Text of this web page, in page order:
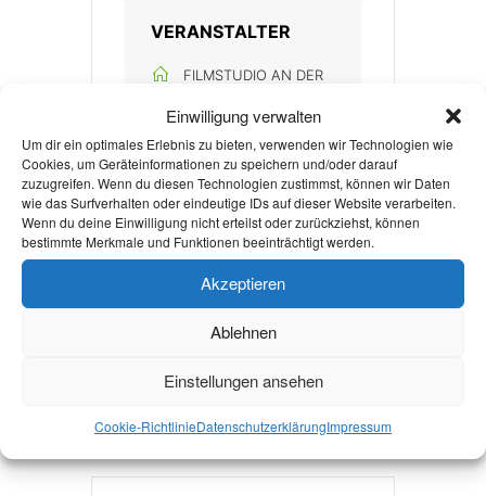
Einwilligung verwalten
Um dir ein optimales Erlebnis zu bieten, verwenden wir Technologien wie
Cookies, um Geräteinformationen zu speichern und/oder darauf
zuzugreifen. Wenn du diesen Technologien zustimmst, können wir Daten
wie das Surfverhalten oder eindeutige IDs auf dieser Website verarbeiten.
Wenn du deine Einwilligung nicht erteilst oder zurückziehst, können
bestimmte Merkmale und Funktionen beeinträchtigt werden.
Akzeptieren
Ablehnen
Einstellungen ansehen
Cookie-RichtlinieDatenschutzerklärungImpressum
VERANSTALTER
FILMSTUDIO AN DER
RWTH AACHEN E.V.
+ Zu Google Kalender hinzufügen